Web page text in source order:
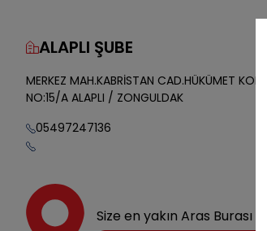
ALAPLI ŞUBE
MERKEZ MAH.KABRİSTAN CAD.HÜKÜMET
NO:15/A ALAPLI / ZONGULDAK
05497247136
Size en yakın Aras Burası